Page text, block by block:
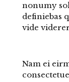
nonumy
definiebas
vide
Nam ei